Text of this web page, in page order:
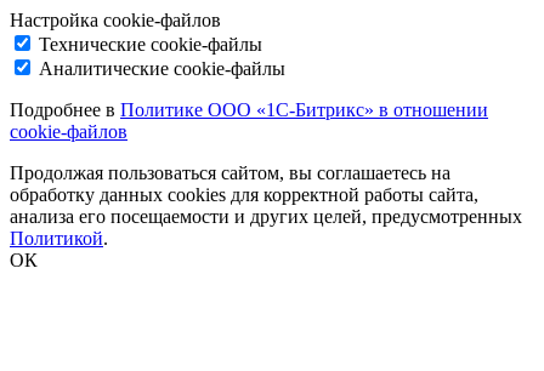
Настройка cookie-файлов
Технические cookie-файлы
Аналитические cookie-файлы
Подробнее в Политике ООО «1С-Битрикс» в отношении
cookie-файлов
Продолжая пользоваться сайтом, вы соглашаетесь на
обработку данных cookies для корректной работы сайта,
анализа его посещаемости и других целей, предусмотренных
Политикой.
ОК